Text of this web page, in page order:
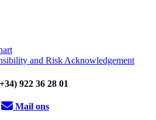
and Risk Acknowledgement
922 36 28 01
Mail ons